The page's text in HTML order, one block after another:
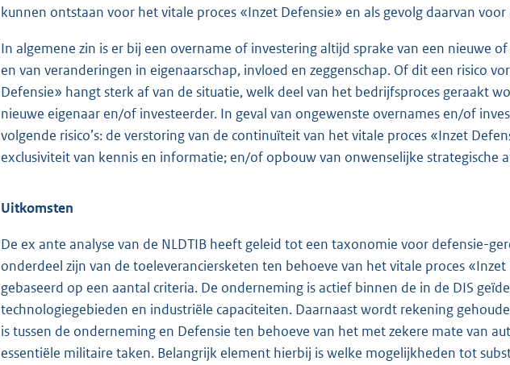
kunnen ontstaan voor het vitale proces «Inzet Defensie» en als gevolg daarvan
In algemene zin is er bij een overname of investering altijd sprake van een nieuwe
en van veranderingen in eigenaarschap, invloed en zeggenschap. Of dit een risico
Defensie» hangt sterk af van de situatie, welk deel van het bedrijfsproces geraakt
nieuwe eigenaar en/of investeerder. In geval van ongewenste overnames en/of
volgende risico’s: de verstoring van de continuïteit van het vitale proces «Inzet
exclusiviteit van kennis en informatie; en/of opbouw van onwenselijke strategische
Uitkomsten
De ex ante analyse van de NLDTIB heeft geleid tot een taxonomie voor defensie-
onderdeel zijn van de toeleveranciersketen ten behoeve van het vitale proces
gebaseerd op een aantal criteria. De onderneming is actief binnen de in de DIS
technologiegebieden en industriële capaciteiten. Daarnaast wordt rekening
is tussen de onderneming en Defensie ten behoeve van het met zekere mate van
essentiële militaire taken. Belangrijk element hierbij is welke mogelijkheden tot